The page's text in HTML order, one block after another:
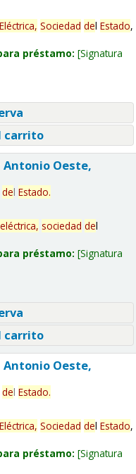
Eléctrica, Sociedad del Estado,
préstamo: Signatura
carrito
Oeste,
del Estado.
eléctrica, sociedad del
préstamo: Signatura
carrito
Oeste,
del Estado.
Eléctrica, Sociedad del Estado,
préstamo: Signatura